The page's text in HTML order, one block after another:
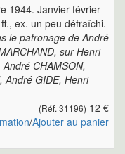
1944. Janvier-février
ex. un peu défraîchi.
le patronage de André
sur Henri
CHAMSON,
André GIDE, Henri
(Réf. 31196) 12 €
/Ajouter au panier